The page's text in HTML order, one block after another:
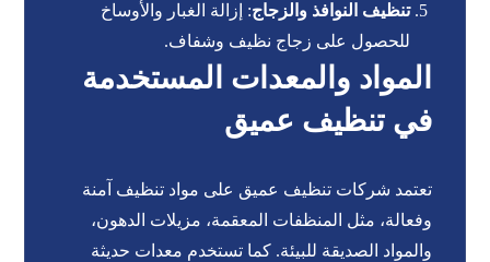
تنظيف النوافذ والزجاج: إزالة الغبار والأوساخ
للحصول على زجاج نظيف وشفاف.
المواد والمعدات المستخدمة
في تنظيف عميق
تعتمد شركات تنظيف عميق على مواد تنظيف آمنة
وفعالة، مثل المنظفات المعقمة، مزيلات الدهون،
والمواد الصديقة للبيئة. كما تستخدم معدات حديثة